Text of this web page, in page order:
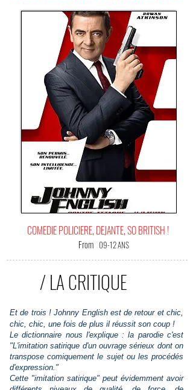
COMEDIE POLICIERE, DEJANTE, SO BRITISH !
From 09-12 ANS
/ LA CRITIQUE
Et de trois ! Johnny English est de retour et chic,
chic, chic, une fois de plus il réussit son coup !
Le dictionnaire nous l'explique : la parodie c'est
"L'imitation satirique d'un ouvrage sérieux dont on
transpose comiquement le sujet ou les procédés
d'expression."
Cette "imitation satirique" peut évidemment avoir